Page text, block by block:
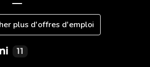
plus d'offres d'emploi
11